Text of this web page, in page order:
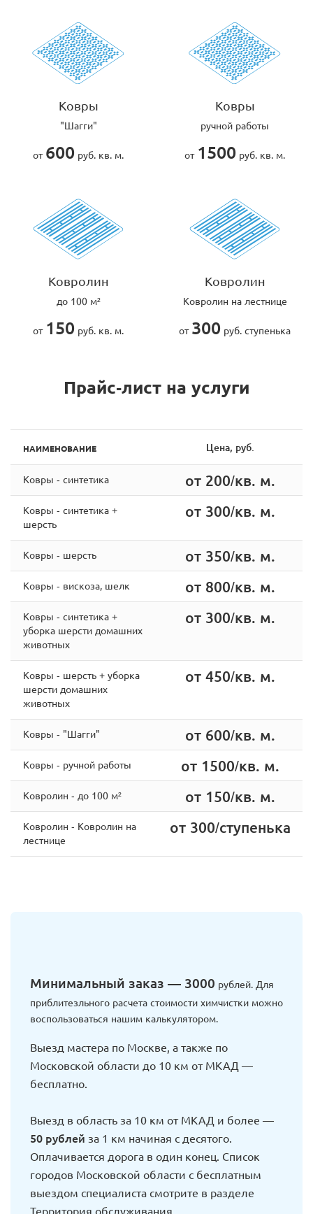
Ковры
"Шагги"
от 600 руб. кв. м.
Ковры
ручной работы
от 1500 руб. кв. м.
Ковролин
до 100 м²
от 150 руб. кв. м.
Ковролин
Ковролин на лестнице
от 300 руб. ступенька
Прайс-лист на услуги
НАИМЕНОВАНИЕ Цена, руб.
Ковры - синтетика от 200/кв. м.
Ковры - синтетика +
шерсть
от 300/кв. м.
Ковры - шерсть от 350/кв. м.
Ковры - вискоза, шелк от 800/кв. м.
Ковры - cинтетика +
уборка шерсти домашних
животных
от 300/кв. м.
Ковры - шерсть + уборка
шерсти домашних
животных
от 450/кв. м.
Ковры - "Шагги" от 600/кв. м.
Ковры - ручной работы от 1500/кв. м.
Ковролин - до 100 м² от 150/кв. м.
Ковролин - Ковролин на
лестнице
от 300/ступенька
Минимальный заказ — 3000 рублей. Для
приблитезльного расчета стоимости химчистки можно
воспользоваться нашим калькулятором.
Выезд мастера по Москве, а также по
Московской области до 10 км от МКАД —
бесплатно.
Выезд в область за 10 км от МКАД и более —
50 рублей за 1 км начиная с десятого.
Оплачивается дорога в один конец. Список
городов Московской области с бесплатным
выездом специалиста смотрите в разделе
Территория обслуживания.